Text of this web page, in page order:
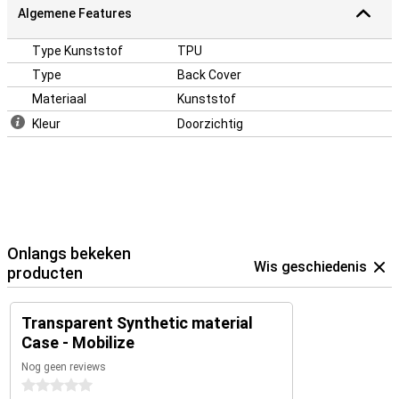
Algemene Features
Type Kunststof
TPU
Type
Back Cover
Materiaal
Kunststof
Kleur
Doorzichtig
Onlangs bekeken
producten
Wis geschiedenis
Transparent Synthetic material
Case - Mobilize
Nog geen reviews
0 sterren